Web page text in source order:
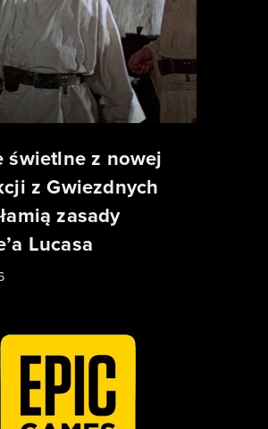
świetlne z nowej
z Gwiezdnych
zasady
Lucasa